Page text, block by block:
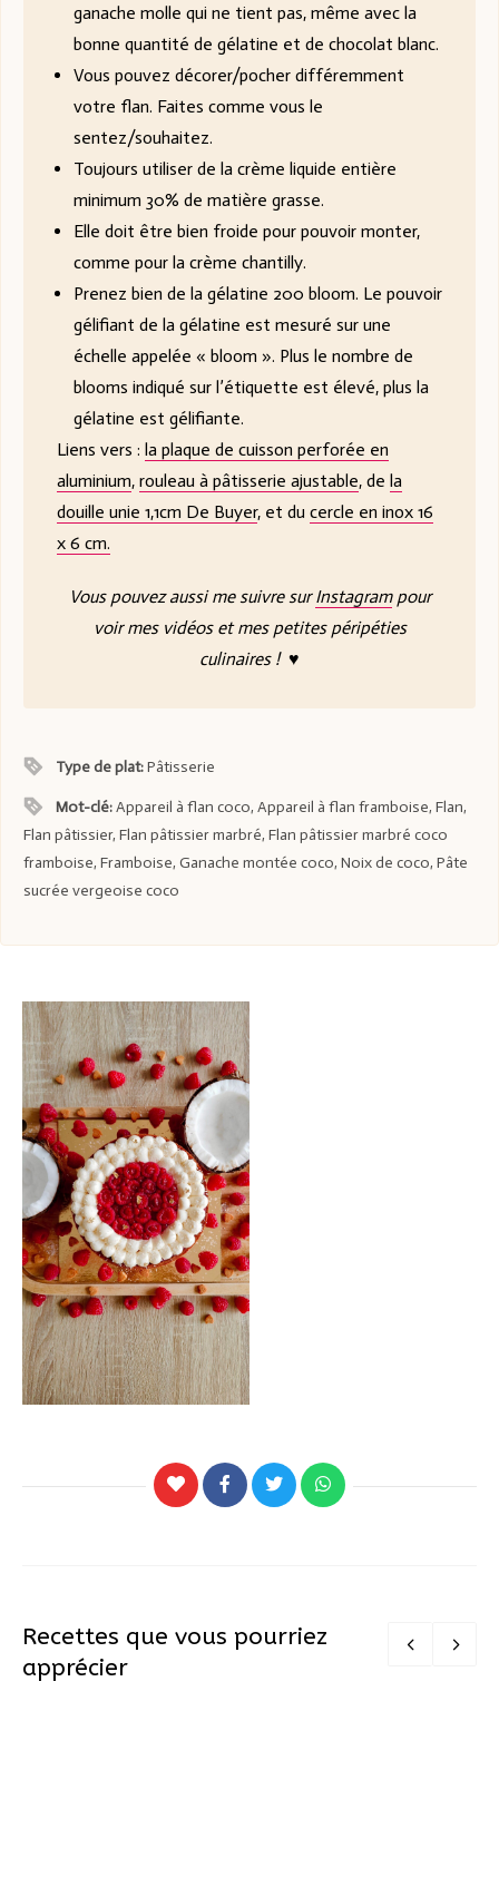
ganache molle qui ne tient pas, même avec la
bonne quantité de gélatine et de chocolat blanc.
Vous pouvez décorer/pocher différemment
votre flan. Faites comme vous le
sentez/souhaitez.
Toujours utiliser de la crème liquide entière
minimum 30% de matière grasse.
Elle doit être bien froide pour pouvoir monter,
comme pour la crème chantilly.
Prenez bien de la gélatine 200 bloom. Le pouvoir
gélifiant de la gélatine est mesuré sur une
échelle appelée « bloom ». Plus le nombre de
blooms indiqué sur l’étiquette est élevé, plus la
gélatine est gélifiante.
Liens vers : la plaque de cuisson perforée en
aluminium, rouleau à pâtisserie ajustable, de la
douille unie 1,1cm De Buyer, et du cercle en inox 16
x 6 cm.
Vous pouvez aussi me suivre surInstagram pour
voir mes vidéos et mes petites péripéties
culinaires ! ♥
Type de plat:Pâtisserie
Mot-clé:Appareil à flan coco, Appareil à flan framboise, Flan,
Flan pâtissier, Flan pâtissier marbré, Flan pâtissier marbré coco
framboise, Framboise, Ganache montée coco, Noix de coco, Pâte
sucrée vergeoise coco
Recettes que vous pourriez
apprécier